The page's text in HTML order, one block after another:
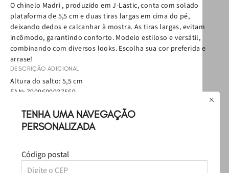
TENHA UMA NAVEGAÇÃO
PERSONALIZADA
Código postal
O chinelo Madri , produzido em J-Lastic, conta com solado
plataforma de 5,5 cm e duas tiras largas em cima do pé,
deixando dedos e calcanhar à mostra. As tiras largas, evitam
incômodo, garantindo conforto. Modelo estiloso e versátil,
combinando com diversos looks. Escolha sua cor preferida e
arrase!
DESCRIÇÃO ADICIONAL
Altura do salto: 5,5 cm
EAN: 7909600937569
Política de Entrega
Como cuidar
Avaliações